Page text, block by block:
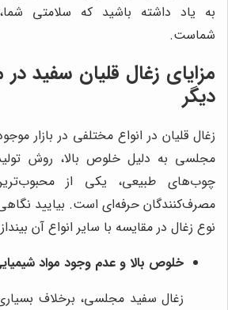
به یاد داشته باشید که سلامتی شما،
شماست.
مزایای زغال قلیان سفید در
دیگر
زغال قلیان در انواع مختلفی در بازار
مجلسی به دلیل خلوص بالا، روش
چوب‌های طبیعی، یکی از
مصرف‌کنندگان حرفه‌ای است. بیایید
نوع زغال در مقایسه با سایر انواع آن
خلوص بالا و عدم وجود مواد
زغال سفید مجلسی، برخلاف